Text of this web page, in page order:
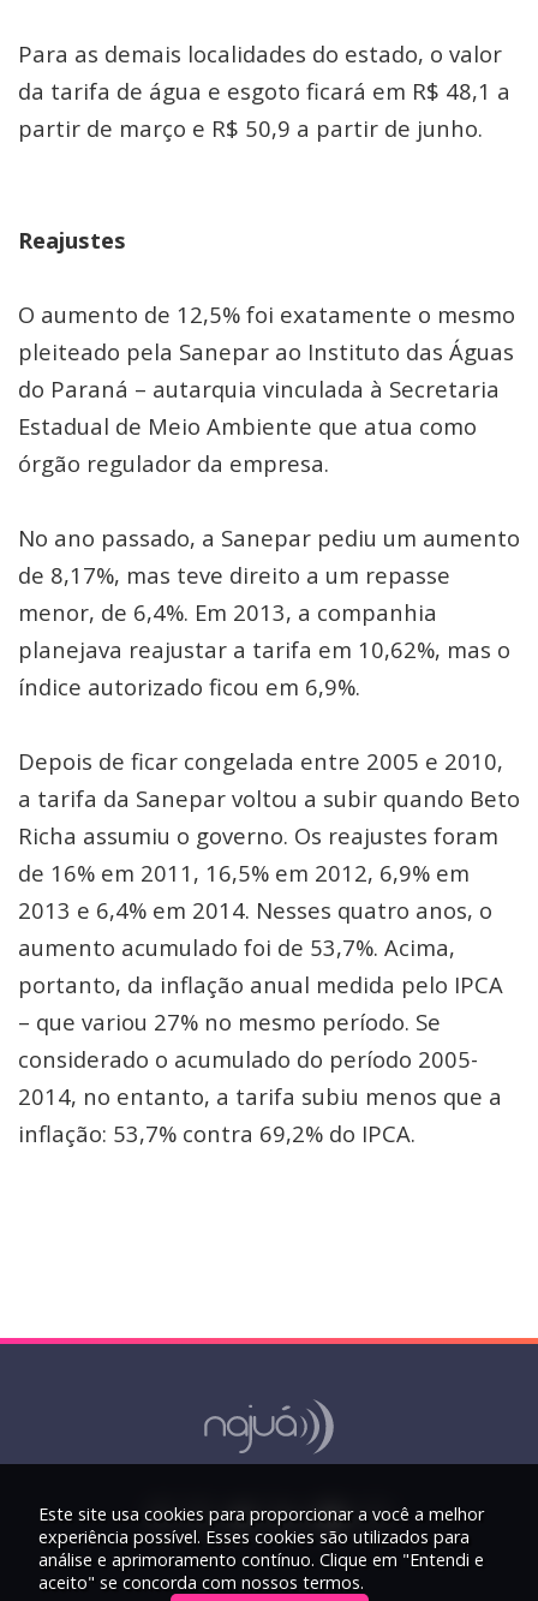
Para as demais localidades do estado, o valor
da tarifa de água e esgoto ficará em R$ 48,1 a
partir de março e R$ 50,9 a partir de junho.
Reajustes
O aumento de 12,5% foi exatamente o mesmo
pleiteado pela Sanepar ao Instituto das Águas
do Paraná – autarquia vinculada à Secretaria
Estadual de Meio Ambiente que atua como
órgão regulador da empresa.
No ano passado, a Sanepar pediu um aumento
de 8,17%, mas teve direito a um repasse
menor, de 6,4%. Em 2013, a companhia
planejava reajustar a tarifa em 10,62%, mas o
índice autorizado ficou em 6,9%.
Depois de ficar congelada entre 2005 e 2010,
a tarifa da Sanepar voltou a subir quando Beto
Richa assumiu o governo. Os reajustes foram
de 16% em 2011, 16,5% em 2012, 6,9% em
2013 e 6,4% em 2014. Nesses quatro anos, o
aumento acumulado foi de 53,7%. Acima,
portanto, da inflação anual medida pelo IPCA
– que variou 27% no mesmo período. Se
considerado o acumulado do período 2005-
2014, no entanto, a tarifa subiu menos que a
inflação: 53,7% contra 69,2% do IPCA.
Este site usa cookies para proporcionar a você a melhor
experiência possível. Esses cookies são utilizados para
análise e aprimoramento contínuo. Clique em "Entendi e
aceito" se concorda com nossos termos.